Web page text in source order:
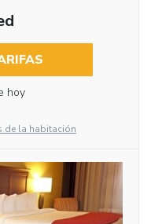
hoy
de la habitación